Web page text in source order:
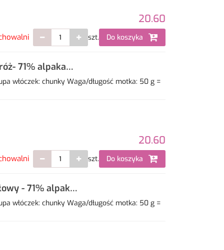
20.60
szt. Do koszyka
71% alpaka
włóczek: chunky Waga/długość motka: 50 g =
20.60
szt. Do koszyka
- 71% alpaka
włóczek: chunky Waga/długość motka: 50 g =